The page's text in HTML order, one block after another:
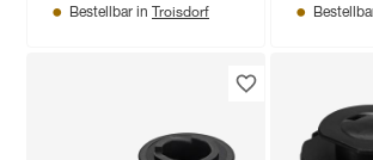
Bestellbar in Troisdorf